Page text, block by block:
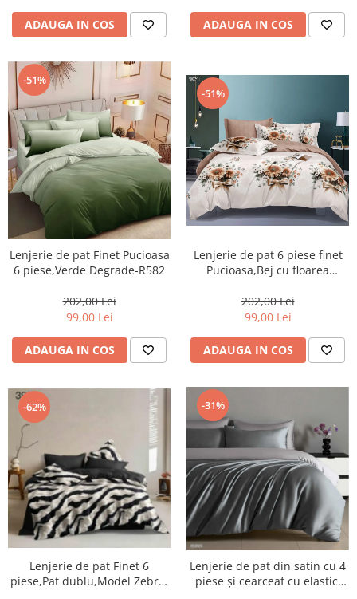
ADAUGA IN COS ADAUGA IN COS
-51%
Lenjerie de pat Finet Pucioasa
6 piese,Verde Degrade-R582
202,00 Lei
99,00 Lei
ADAUGA IN COS
-51%
Lenjerie de pat 6 piese finet
Pucioasa,Bej cu floarea
202,00 Lei
99,00 Lei
ADAUGA IN COS
-62%
Lenjerie de pat Finet 6
piese,Pat dublu,Model Zebra-
-31%
Lenjerie de pat din satin cu 4
piese și cearceaf cu elastic,